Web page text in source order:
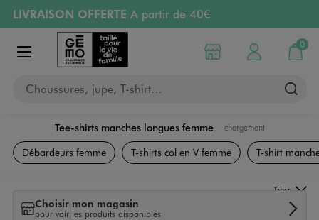
Aller au contenu principal
Aller à la navigation
LIVRAISON OFFERTE A partir de 40€
RETRAIT ET LIVRAISON OFFERTE
en magasin
PAYEZ EN 3x SANS FRAIS
Retours OFFERTS
pendant 30 jours
Afficher le menu
Chaussures, jupe, T-shirt…
Choisir mon magasin
Mon compte
0
Mon
Tee-shirts manches longues femme chargement
Vêtements
Débardeurs femme T-shirts col en V femme T-shirt
Choisir mon magasin
pour voir les produits disponibles
Trier